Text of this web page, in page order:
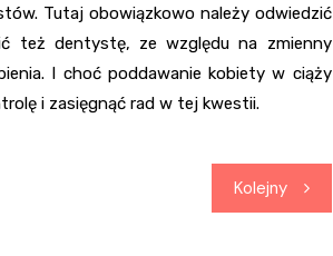
Tutaj obowiązkowo należy odwiedzić
też dentystę, ze względu na zmienny
I choć poddawanie kobiety w ciąży
i zasięgnąć rad w tej kwestii.
Kolejny